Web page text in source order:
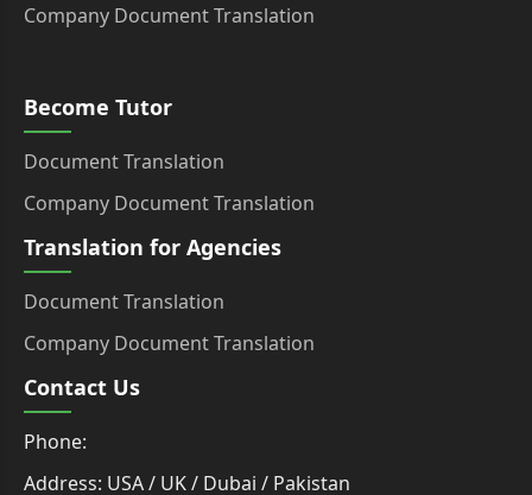
Company Document Translation
Become Tutor
Document Translation
Company Document Translation
Translation for Agencies
Document Translation
Company Document Translation
Contact Us
Phone:
Address: USA / UK / Dubai / Pakistan